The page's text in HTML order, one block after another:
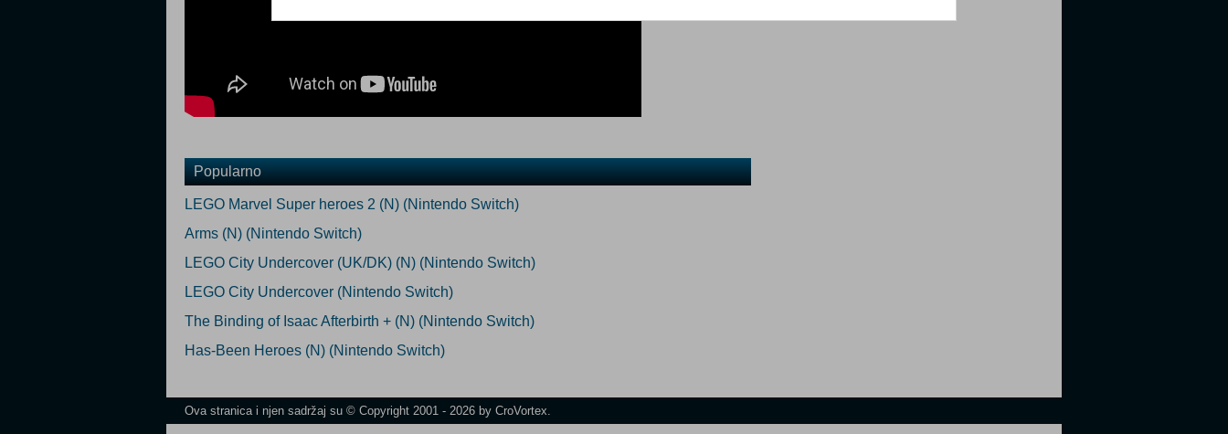
Popularno
LEGO Marvel Super heroes 2 (N) (Nintendo Switch)
Arms (N) (Nintendo Switch)
LEGO City Undercover (UK/DK) (N) (Nintendo Switch)
LEGO City Undercover (Nintendo Switch)
The Binding of Isaac Afterbirth + (N) (Nintendo Switch)
Has-Been Heroes (N) (Nintendo Switch)
Ova stranica i njen sadržaj su © Copyright 2001 - 2026 by CroVortex.